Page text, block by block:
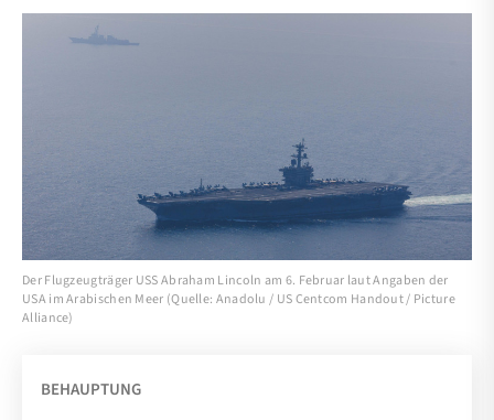
Der Flugzeugträger USS Abraham Lincoln am 6. Februar laut Angaben der
USA im Arabischen Meer (Quelle: Anadolu / US Centcom Handout / Picture
Alliance)
BEHAUPTUNG